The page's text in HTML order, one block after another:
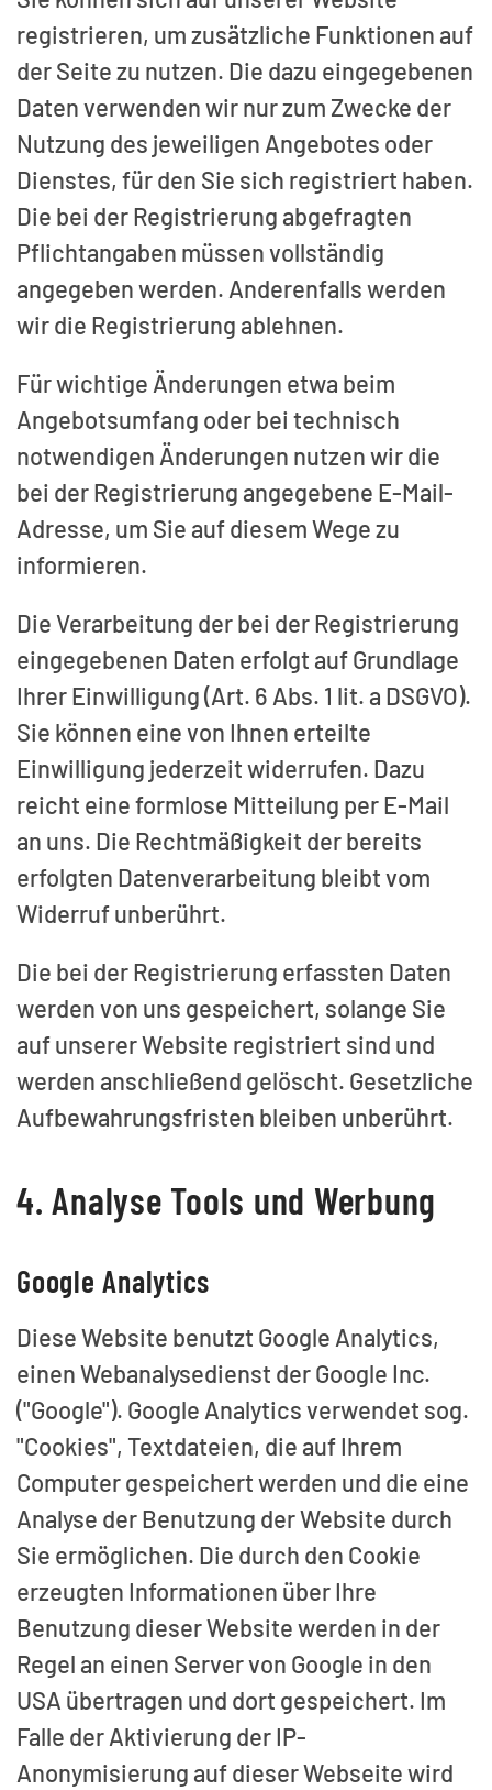
registrieren, um zusätzliche Funktionen auf
der Seite zu nutzen. Die dazu eingegebenen
Daten verwenden wir nur zum Zwecke der
Nutzung des jeweiligen Angebotes oder
Dienstes, für den Sie sich registriert haben.
Die bei der Registrierung abgefragten
Pflichtangaben müssen vollständig
angegeben werden. Anderenfalls werden
wir die Registrierung ablehnen.
Für wichtige Änderungen etwa beim
Angebotsumfang oder bei technisch
notwendigen Änderungen nutzen wir die
bei der Registrierung angegebene E-Mail-
Adresse, um Sie auf diesem Wege zu
informieren.
Die Verarbeitung der bei der Registrierung
eingegebenen Daten erfolgt auf Grundlage
Ihrer Einwilligung (Art. 6 Abs. 1 lit. a DSGVO).
Sie können eine von Ihnen erteilte
Einwilligung jederzeit widerrufen. Dazu
reicht eine formlose Mitteilung per E-Mail
an uns. Die Rechtmäßigkeit der bereits
erfolgten Datenverarbeitung bleibt vom
Widerruf unberührt.
Die bei der Registrierung erfassten Daten
werden von uns gespeichert, solange Sie
auf unserer Website registriert sind und
werden anschließend gelöscht. Gesetzliche
Aufbewahrungsfristen bleiben unberührt.
4. Analyse Tools und Werbung
Google Analytics
Diese Website benutzt Google Analytics,
einen Webanalysedienst der Google Inc.
("Google"). Google Analytics verwendet sog.
"Cookies", Textdateien, die auf Ihrem
Computer gespeichert werden und die eine
Analyse der Benutzung der Website durch
Sie ermöglichen. Die durch den Cookie
erzeugten Informationen über Ihre
Benutzung dieser Website werden in der
Regel an einen Server von Google in den
USA übertragen und dort gespeichert. Im
Falle der Aktivierung der IP-
Anonymisierung auf dieser Webseite wird